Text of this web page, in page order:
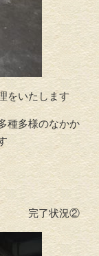
をいたします
種多様のなかか
②